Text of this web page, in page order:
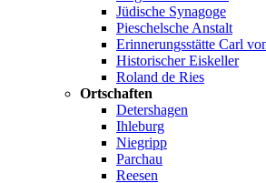
Jüdische Synagoge
Pieschelsche Anstalt
Erinnerungsstätte Carl
Historischer Eiskeller
Roland de Ries
Ortschaften
Detershagen
Ihleburg
Niegripp
Parchau
Reesen